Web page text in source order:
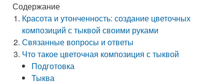
Содержание
Красота и утонченность: создание цветочных
композиций с тыквой своими руками
Связанные вопросы и ответы
Что такое цветочная композиция с тыквой
Подготовка
Тыква